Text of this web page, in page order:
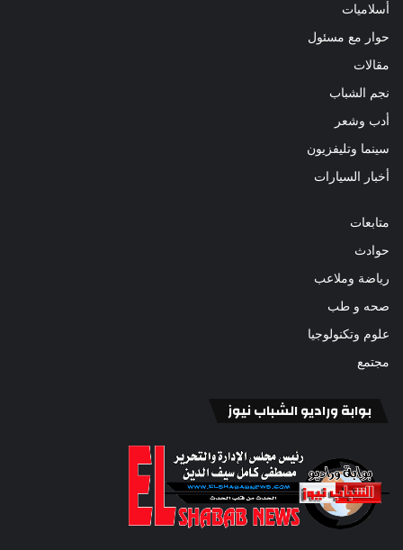
أسلاميات
حوار مع مسئول
مقالات
نجم الشباب
أدب وشعر
سينما وتليفزيون
أخبار السيارات
متابعات
حوادث
رياضة وملاعب
صحه و طب
علوم وتكنولوجيا
مجتمع
بوابة وراديو الشباب نيوز